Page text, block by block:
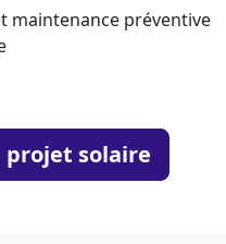
maintenance préventive
projet solaire